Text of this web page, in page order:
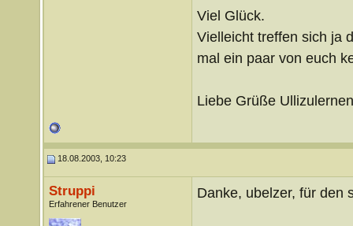
Viel Glück.
Vielleicht treffen sich ja
mal ein paar von euch
Liebe Grüße Ullizulernen
18.08.2003, 10:23
Struppi
Erfahrener Benutzer
Danke, ubelzer, für den